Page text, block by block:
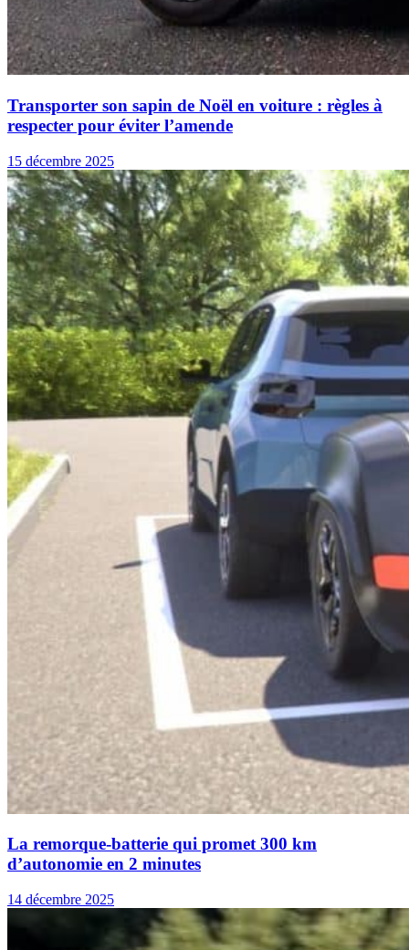
Transporter son sapin de Noël en voiture : règles à
respecter pour éviter l’amende
15 décembre 2025
La remorque-batterie qui promet 300 km
d’autonomie en 2 minutes
14 décembre 2025